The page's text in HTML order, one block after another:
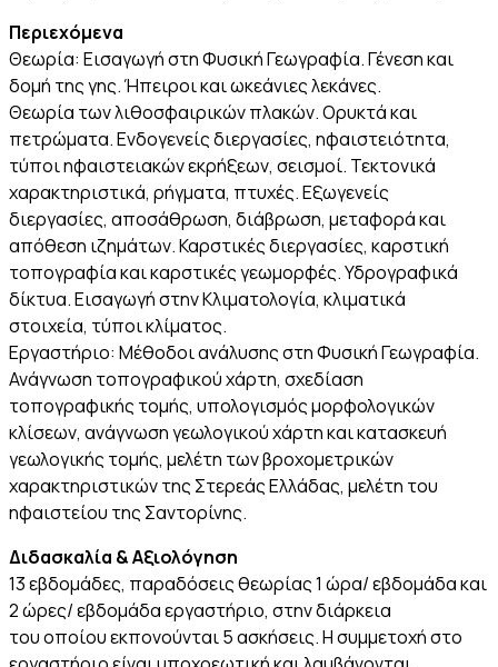
Περιεχόμενα
Θεωρία: Εισαγωγή στη Φυσική Γεωγραφία. Γένεση και
δομή της γης. Ήπειροι και ωκεάνιες λεκάνες.
Θεωρία των λιθοσφαιρικών πλακών. Ορυκτά και
πετρώματα. Ενδογενείς διεργασίες, ηφαιστειότητα,
τύποι ηφαιστειακών εκρήξεων, σεισμοί. Τεκτονικά
χαρακτηριστικά, ρήγματα, πτυχές. Εξωγενείς
διεργασίες, αποσάθρωση, διάβρωση, μεταφορά και
απόθεση ιζημάτων. Καρστικές διεργασίες, καρστική
τοπογραφία και καρστικές γεωμορφές. Υδρογραφικά
δίκτυα. Εισαγωγή στην Κλιματολογία, κλιματικά
στοιχεία, τύποι κλίματος.
Εργαστήριο: Μέθοδοι ανάλυσης στη Φυσική Γεωγραφία.
Ανάγνωση τοπογραφικού χάρτη, σχεδίαση
τοπογραφικής τομής, υπολογισμός μορφολογικών
κλίσεων, ανάγνωση γεωλογικού χάρτη και κατασκευή
γεωλογικής τομής, μελέτη των βροχομετρικών
χαρακτηριστικών της Στερεάς Ελλάδας, μελέτη του
ηφαιστείου της Σαντορίνης.
Διδασκαλία & Αξιολόγηση
13 εβδομάδες, παραδόσεις θεωρίας 1 ώρα/ εβδομάδα και
2 ώρες/ εβδομάδα εργαστήριο, στην διάρκεια
του οποίου εκπονούνται 5 ασκήσεις. Η συμμετοχή στο